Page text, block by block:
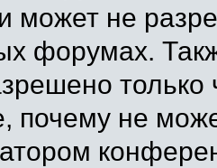
может не
форумах.
почему не